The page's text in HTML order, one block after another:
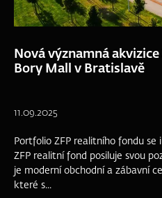
Nová významná
Bory Mall v Bratislavě
11.09.2025
Portfolio ZFP realitního fondu se
ZFP realitní fond posiluje svou
je moderní obchodní a zábavní
které s...